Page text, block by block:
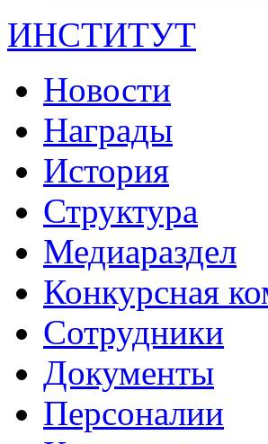
ИНСТИТУТ
Новости
Награды
История
Структура
Медиараздел
Конкурсная
Сотрудники
Документы
Персоналии